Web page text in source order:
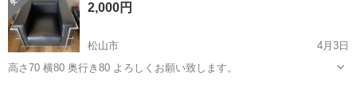
2,000円
松山市
4月3日
高さ70 横80 奥行き80 よろしくお願い致します。